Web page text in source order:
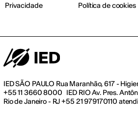
IED SÃO PAULO Rua Maranhão, 617 -
+55 11 3660 8000 IED RIO Av. Pres.
Rio de Janeiro - RJ +55 21 979170110
Privacidade Política de cookies